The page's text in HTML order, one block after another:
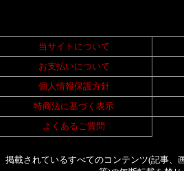
当サイトについて
お支払いについて
個人情報保護方針
特商法に基づく表示
よくあるご質問
掲載されているすべてのコンテンツ(記事、